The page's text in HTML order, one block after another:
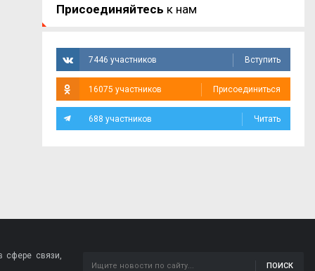
Присоединяйтесь к нам
7446 участников Вступить
16075 участников Присоединиться
688 участников Читать
сфере связи,
ПОИСК